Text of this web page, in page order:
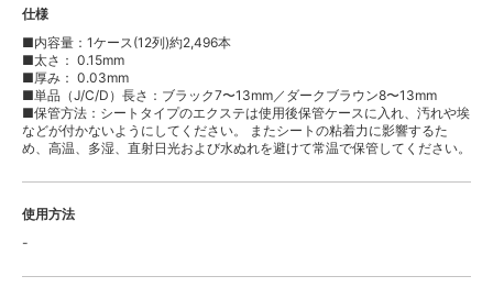
仕様
■内容量：1ケース(12列)約2,496本
■太さ： 0.15mm
■厚み： 0.03mm
■単品（J/C/D）長さ：ブラック7〜13mm／ダークブラウン8〜13mm
■保管方法：シートタイプのエクステは使用後保管ケースに入れ、汚れや埃
などが付かないようにしてください。 またシートの粘着力に影響するた
め、高温、多湿、直射日光および水ぬれを避けて常温で保管してください。
使用方法
-